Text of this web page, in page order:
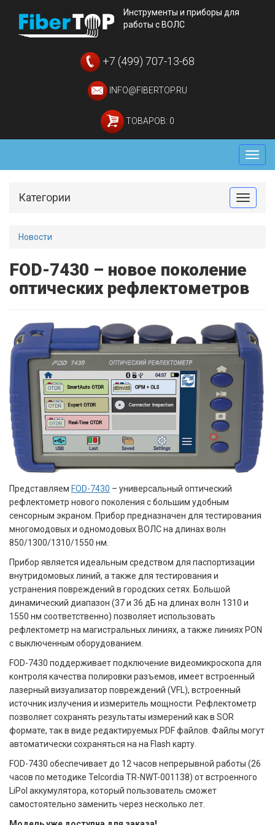
Инструменты и приборы для
работы с ВОЛС
+7 (499) 707-13-68
INFO@FIBERTOP.RU
ТОВАРОВ: 0
Меню
Toggle
Категории
Новости
FOD-7430 – новое поколение
оптических рефлектометров
Представляем FOD-7430 – универсальный оптический
рефлектометр нового поколения с большим удобным
сенсорным экраном. Прибор предназначен для тестирования
многомодовых и одномодовых ВОЛС на длинах волн
850/1300/1310/1550 нм.
Прибор является идеальным средством для паспортизации
внутридомовых линий, а также для тестирования и
устранения повреждений в городских сетях. Большой
динамический диапазон (37 и 36 дБ на длинах волн 1310 и
1550 нм соответственно) позволяет использовать
рефлектометр на магистральных линиях, а также линиях PON
с выключенным оборудованием.
FOD-7430 поддерживает подключение видеомикроскопа для
контроля качества полировки разъемов, имеет встроенный
лазерный визуализатор повреждений (VFL), встроенный
источник излучения и измеритель мощности. Рефлектометр
позволяет сохранять результаты измерений как в SOR
формате, так в виде редактируемых PDF файлов. Файлы могут
автоматически сохраняться на на Flash карту.
FOD-7430 обеспечивает до 12 часов непрерывной работы (26
часов по методике Telcordia TR-NWT-001138) от встроенного
LiPol аккумулятора, который пользователь сможет
самостоятельно заменить через несколько лет.